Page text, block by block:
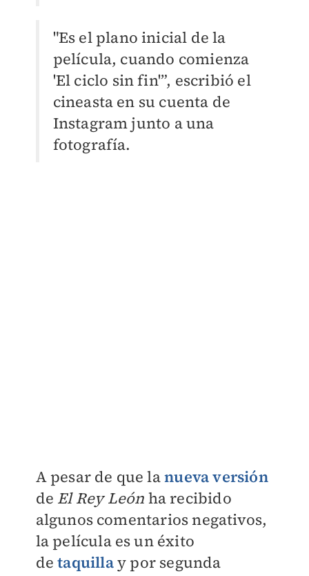
"Es el plano inicial de la
película, cuando comienza
'El ciclo sin fin'”, escribió el
cineasta en su cuenta de
Instagram junto a una
fotografía.
A pesar de que lanueva versión
de El Rey León ha recibido
algunos comentarios negativos,
la película es un éxito
detaquillay por segunda